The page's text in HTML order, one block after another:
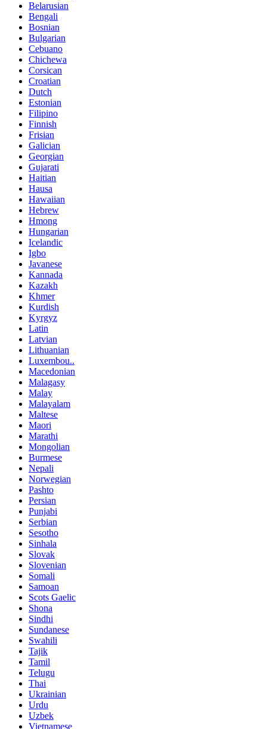
Belarusian
Bengali
Bosnian
Bulgarian
Cebuano
Chichewa
Corsican
Croatian
Dutch
Estonian
Filipino
Finnish
Frisian
Galician
Georgian
Gujarati
Haitian
Hausa
Hawaiian
Hebrew
Hmong
Hungarian
Icelandic
Igbo
Javanese
Kannada
Kazakh
Khmer
Kurdish
Kyrgyz
Latin
Latvian
Lithuanian
Luxembou..
Macedonian
Malagasy
Malay
Malayalam
Maltese
Maori
Marathi
Mongolian
Burmese
Nepali
Norwegian
Pashto
Persian
Punjabi
Serbian
Sesotho
Sinhala
Slovak
Slovenian
Somali
Samoan
Scots Gaelic
Shona
Sindhi
Sundanese
Swahili
Tajik
Tamil
Telugu
Thai
Ukrainian
Urdu
Uzbek
Vietnamese